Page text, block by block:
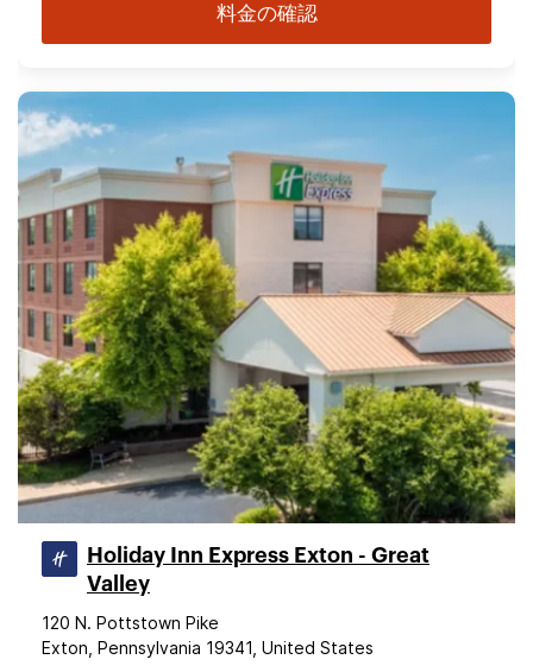
料金の確認
Holiday Inn Express Exton - Great
Valley
120 N. Pottstown Pike
Exton, Pennsylvania 19341, United States